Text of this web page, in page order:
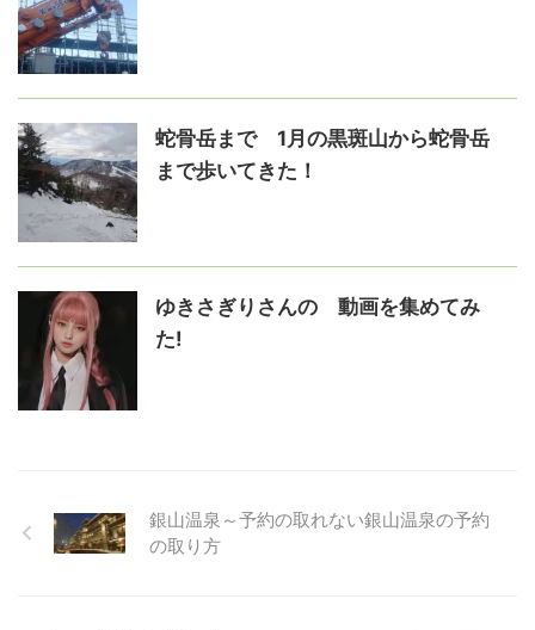
蛇骨岳まで 1月の黒斑山から蛇骨岳
まで歩いてきた！
ゆきさぎりさんの゙動画を集めてみ
た!
銀山温泉～予約の取れない銀山温泉の予約
の取り方